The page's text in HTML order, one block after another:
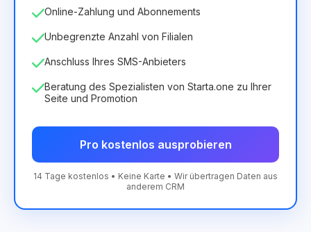
Online-Zahlung und Abonnements
Unbegrenzte Anzahl von Filialen
Anschluss Ihres SMS-Anbieters
Beratung des Spezialisten von Starta.one zu Ihrer
Seite und Promotion
Pro kostenlos ausprobieren
14 Tage kostenlos • Keine Karte • Wir übertragen Daten aus
anderem CRM